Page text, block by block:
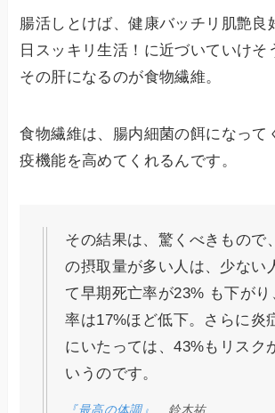
腸活しとけば、健康バッチリ肌艶良
日スッキリ生活！に近づいていけそ
その肝になるのが食物繊維。
食物繊維は、腸内細菌の餌になって
疫機能を高めてくれるんです。
その結果は、驚くべきもので
の摂取量が多い人は、少ない
て早期死亡率が23% も下がり
率は17%ほど低下。さらに炎
にいたっては、43%もリスク
いうのです。
『最高の体調』 鈴木祐